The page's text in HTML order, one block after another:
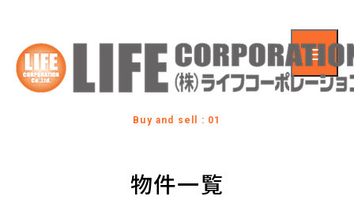
Buy and sell : 01
物件一覧